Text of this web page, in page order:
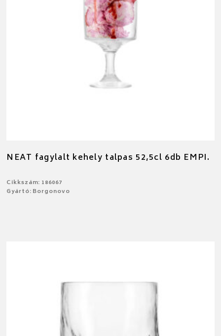
NEAT fagylalt kehely talpas 52,5cl 6db EMPI.
Cikkszám: 186067
Gyártó: Borgonovo